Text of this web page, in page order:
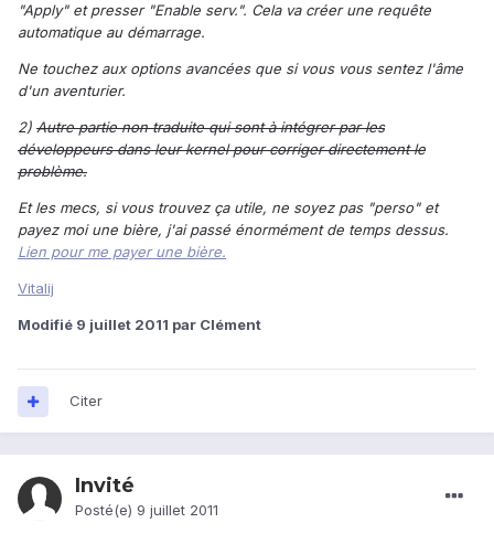
"Apply" et presser "Enable serv.". Cela va créer une requête
automatique au démarrage.
Ne touchez aux options avancées que si vous vous sentez l'âme
d'un aventurier.
2) Autre partie non traduite qui sont à intégrer par les
développeurs dans leur kernel pour corriger directement le
problème.
Et les mecs, si vous trouvez ça utile, ne soyez pas "perso" et
payez moi une bière, j'ai passé énormément de temps dessus.
Lien pour me payer une bière.
Vitalij
Modifié 9 juillet 2011 par Clément
Citer
Invité
Posté(e) 9 juillet 2011